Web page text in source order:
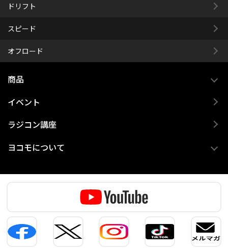
ドリフト
スピード
オフロード
商品
イベント
ラジコン講座
ヨコモについて